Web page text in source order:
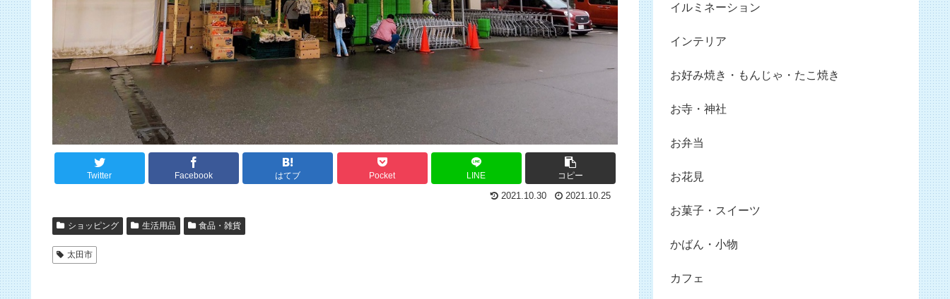
Twitter Facebook はてブ Pocket LINE コピー
2021.10.30 2021.10.25
ショッピング 生活用品 食品・雑貨
太田市
イルミネーション
インテリア
お好み焼き・もんじゃ・たこ焼き
お寺・神社
お弁当
お花見
お菓子・スイーツ
かばん・小物
カフェ